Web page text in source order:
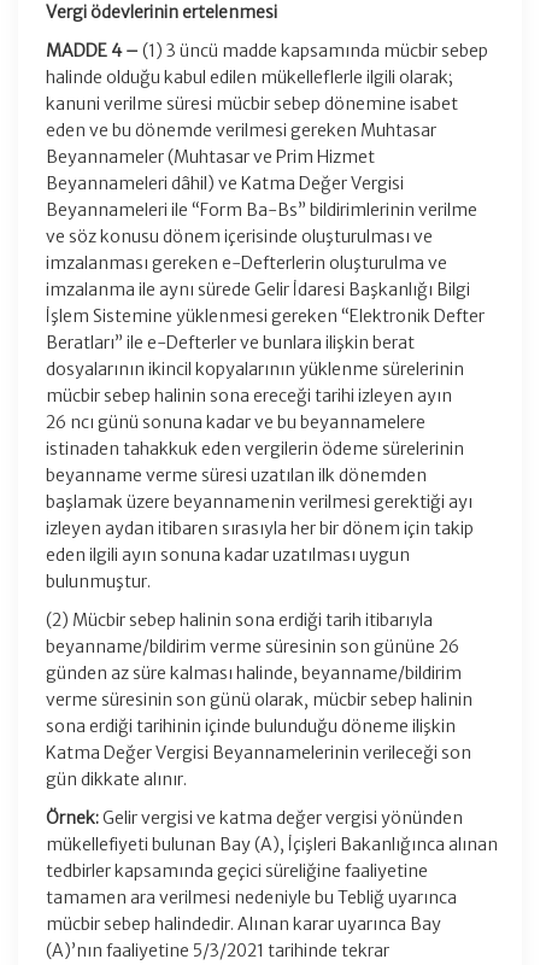
Vergi ödevlerinin ertelenmesi
MADDE 4 – (1) 3 üncü madde kapsamında mücbir sebep
halinde olduğu kabul edilen mükelleflerle ilgili olarak;
kanuni verilme süresi mücbir sebep dönemine isabet
eden ve bu dönemde verilmesi gereken Muhtasar
Beyannameler (Muhtasar ve Prim Hizmet
Beyannameleri dâhil) ve Katma Değer Vergisi
Beyannameleri ile “Form Ba-Bs” bildirimlerinin verilme
ve söz konusu dönem içerisinde oluşturulması ve
imzalanması gereken e-Defterlerin oluşturulma ve
imzalanma ile aynı sürede Gelir İdaresi Başkanlığı Bilgi
İşlem Sistemine yüklenmesi gereken “Elektronik Defter
Beratları” ile e-Defterler ve bunlara ilişkin berat
dosyalarının ikincil kopyalarının yüklenme sürelerinin
mücbir sebep halinin sona ereceği tarihi izleyen ayın
26 ncı günü sonuna kadar ve bu beyannamelere
istinaden tahakkuk eden vergilerin ödeme sürelerinin
beyanname verme süresi uzatılan ilk dönemden
başlamak üzere beyannamenin verilmesi gerektiği ayı
izleyen aydan itibaren sırasıyla her bir dönem için takip
eden ilgili ayın sonuna kadar uzatılması uygun
bulunmuştur.
(2) Mücbir sebep halinin sona erdiği tarih itibarıyla
beyanname/bildirim verme süresinin son gününe 26
günden az süre kalması halinde, beyanname/bildirim
verme süresinin son günü olarak, mücbir sebep halinin
sona erdiği tarihinin içinde bulunduğu döneme ilişkin
Katma Değer Vergisi Beyannamelerinin verileceği son
gün dikkate alınır.
Örnek:Gelir vergisi ve katma değer vergisi yönünden
mükellefiyeti bulunan Bay (A), İçişleri Bakanlığınca alınan
tedbirler kapsamında geçici süreliğine faaliyetine
tamamen ara verilmesi nedeniyle bu Tebliğ uyarınca
mücbir sebep halindedir. Alınan karar uyarınca Bay
(A)’nın faaliyetine 5/3/2021 tarihinde tekrar